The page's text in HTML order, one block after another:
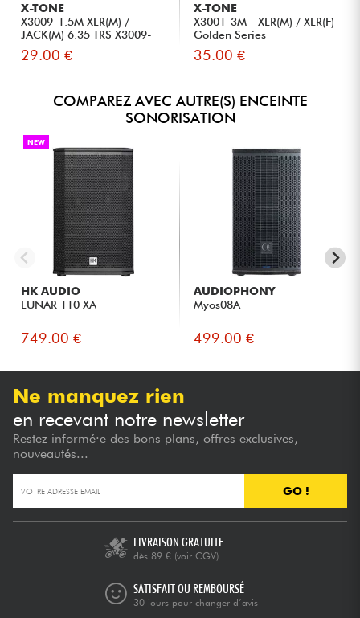
X-TONE
X3009-1.5M XLR(M) /
JACK(M) 6.35 TRS X3009-
1.5M XL...
29.00 €
X-TONE
X3001-3M - XLR(M) / XLR(F)
Golden Series
35.00 €
COMPAREZ AVEC AUTRE(S) ENCEINTE
SONORISATION
NEW
HK AUDIO
LUNAR 110 XA
749.00 €
AUDIOPHONY
Myos08A
499.00 €
Ne manquez rien
en recevant notre newsletter
Restez informé·e des bons plans, offres exclusives,
nouveautés...
GO !
LIVRAISON GRATUITE
dès 89 € (voir CGV)
SATISFAIT OU REMBOURSÉ
30 jours pour changer d’avis